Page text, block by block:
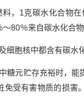
，1克碳水化合物
80％来自碳水化合物
细胞核中都含有碳水
糖元贮存充裕时，能
受有害物质的损害